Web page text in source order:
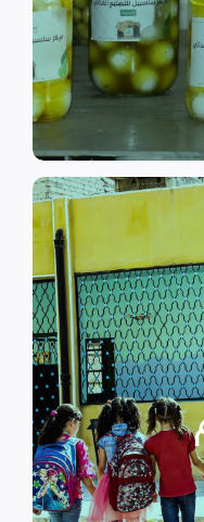
التنموية.
التي
مما
و دعم
العملية
عن المراحل
القائم.